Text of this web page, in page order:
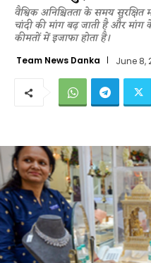
वैश्विक अनिश्चितता के समय
चांदी की मांग बढ़ जाती है और
कीमतों में इजाफा होता है।
Team News Danka June 8,